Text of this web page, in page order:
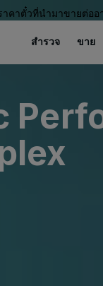
าตั๋วที่นำมาขายต่ออ
สำรวจ ขาย